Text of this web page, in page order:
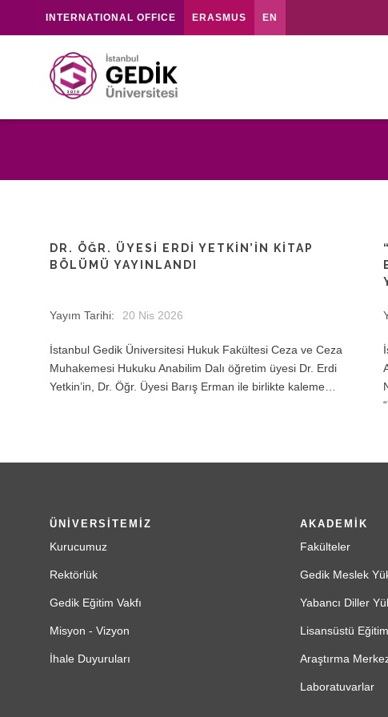
INTERNATIONAL OFFICE ERASMUS EN
DR. ÖĞR. ÜYESİ ERDİ YETKİN’İN KİTAP
BÖLÜMÜ YAYINLANDI
Yayım Tarihi: 20 Nis 2026
İstanbul Gedik Üniversitesi Hukuk Fakültesi Ceza ve Ceza
Muhakemesi Hukuku Anabilim Dalı öğretim üyesi Dr. Erdi
Yetkin’in, Dr. Öğr. Üyesi Barış Erman ile birlikte kaleme…
ÜNİVERSİTEMİZ
Kurucumuz
Rektörlük
Gedik Eğitim Vakfı
Misyon - Vizyon
İhale Duyuruları
AKADEMİK
Fakülteler
Gedik Meslek
Yabancı Diller
Lisansüstü
Araştırma
Laboratuvarlar